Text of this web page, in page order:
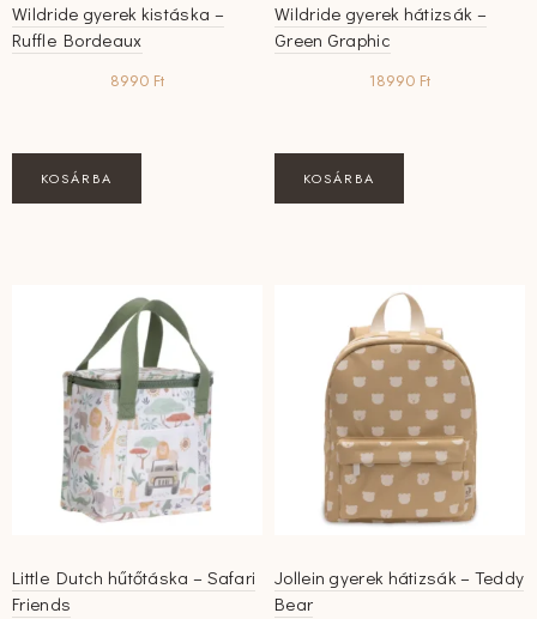
Wildride gyerek kistáska –
Ruffle Bordeaux
8990 Ft
KOSÁRBA
Wildride gyerek hátizsák –
Green Graphic
18990 Ft
KOSÁRBA
Little Dutch hűtőtáska – Safari
Friends
Jollein gyerek hátizsák – Teddy
Bear